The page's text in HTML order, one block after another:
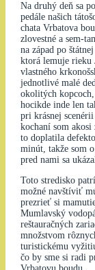
Na druhý deň sa
pedále našich
chata Vrbatova
zlovestné a sem-
na západ po
ktorá lemuje rieku
vlastného
jednotlivé malé
okolitých
hocikde inde len
pri krásnej
kochaní som akosi
to doplatila
minút, takže som
pred nami sa
Toto stredisko
možné navštíviť
prezrieť si
Mumlavský
reštauračných
množstvom
turistickému
čo by sme si radi